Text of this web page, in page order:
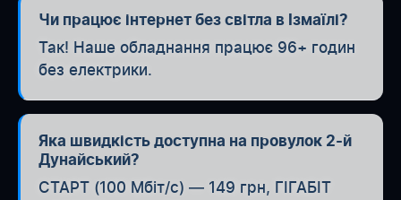
Чи працює інтернет без світла в Ізмаїлі?
Так! Наше обладнання працює 96+ годин
без електрики.
Яка швидкість доступна на провулок 2-й
Дунайський?
СТАРТ (100 Мбіт/с) — 149 грн, ГІГАБІТ